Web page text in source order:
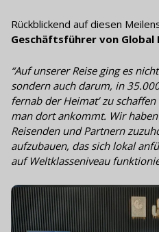
Rückblickend auf diesen
Geschäftsführer von
“Auf unserer Reise ging es
sondern auch darum, in
fernab der Heimat’ zu
man dort ankommt. Wir
Reisenden und Partnern
aufzubauen, das sich lokal
auf Weltklasseniveau